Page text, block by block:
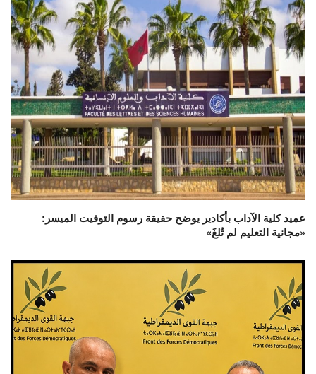
عميد كلية الآداب بأكادير يوضح حقيقة رسوم التوقيت الميسر:
«مجانية التعليم لم تُلغَ»